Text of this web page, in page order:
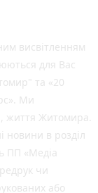
висвітленням
для Вас
та «20
Ми
життя Житомира.
новини в розділ
ПП «Медіа
чи
або